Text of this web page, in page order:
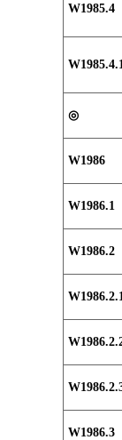
W1985.4
◎
W1986
W1986.1
W1986.2
W1986.3